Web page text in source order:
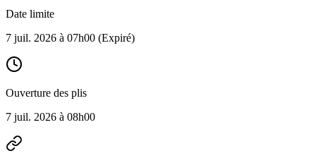
Date limite
7 juil. 2026 à 07h00 (Expiré)
Ouverture des plis
7 juil. 2026 à 08h00